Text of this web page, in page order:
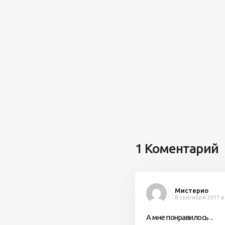
1 Коментарий
Мистерио
8 сентября 2017 в
А мне понравилось ..